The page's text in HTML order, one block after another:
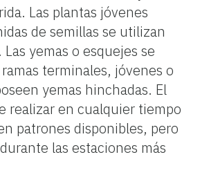
Las plantas jóvenes
de semillas se utilizan
yemas o esquejes se
terminales, jóvenes o
yemas hinchadas. El
realizar en cualquier tiempo
patrones disponibles, pero
las estaciones más